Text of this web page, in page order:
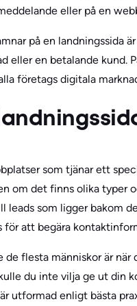
eller på en
på en landningssida
eller en betalande kund.
företags digitala
som tjänar ett
om det finns olika typer
leads som ligger bakom
för att begära
de flesta människor är
du inte vilja ge ut din
utformad enligt bästa